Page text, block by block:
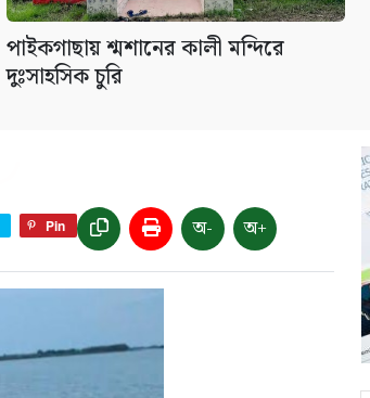
পাইকগাছায় শ্মশানের কালী মন্দিরে
দুঃসাহসিক চুরি
Pin অ- অ+